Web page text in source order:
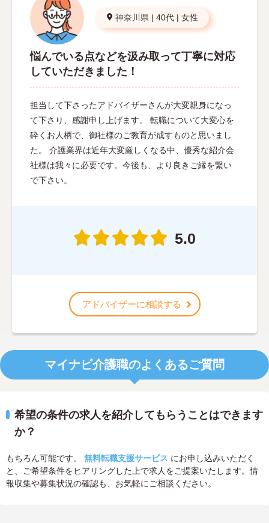
神奈川県 | 40代 | 女性
悩んでいる点などを汲み取って丁寧に対応
していただきました！
担当して下さったアドバイザーさんが大変親身になっ
て下さり、感謝申し上げます。 転職について大変心を
砕くお人柄で、御社様のご教育が成すものと思いまし
た。 介護業界は近年大変厳しくなる中、優秀な紹介会
社様は我々に必要です。今後も、より良きご縁を繋い
で下さい。
5.0
アドバイザーに相談する
マイナビ介護職のよくあるご質問
希望の条件の求人を紹介してもらうことはできます
か？
もちろん可能です。 無料転職支援サービス にお申し込みいただく
と、ご希望条件をヒアリングした上で求人をご提案いたします。情
報収集や募集状況の確認も、お気軽にご相談ください。